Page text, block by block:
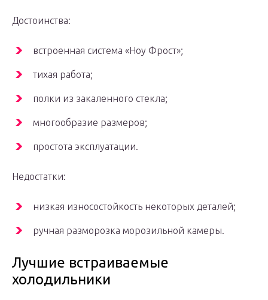
Достоинства:
встроенная система «Ноу Фрост»;
тихая работа;
полки из закаленного стекла;
многообразие размеров;
простота эксплуатации.
Недостатки:
низкая износостойкость некоторых деталей;
ручная разморозка морозильной камеры.
Лучшие встраиваемые
холодильники